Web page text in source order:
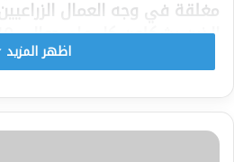
مغلقة في وجه العمال
مجموع العمالة الأجنبية
وعمت المنتجين الزراعيين حالة
الى اليد العاملة تتضاعف في
اظهر المزيد